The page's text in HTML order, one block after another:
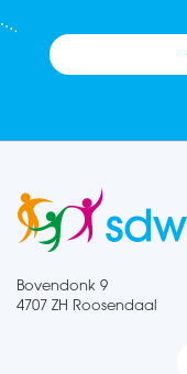
Bovendonk 9
4707 ZH Roosendaal